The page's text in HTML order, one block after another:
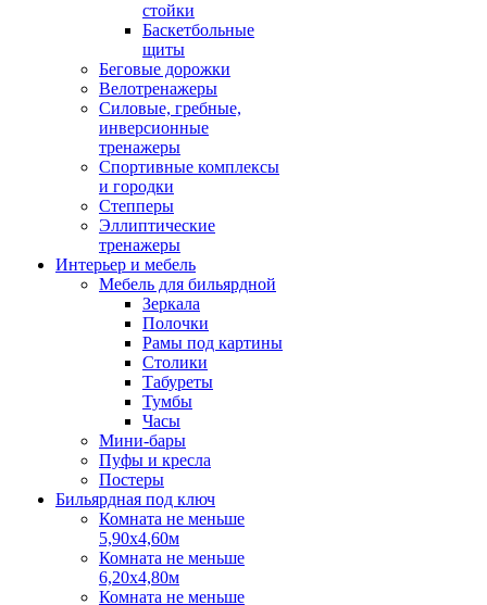
стойки
Баскетбольные
щиты
Беговые дорожки
Велотренажеры
Силовые, гребные,
инверсионные
тренажеры
Спортивные комплексы
и городки
Степперы
Эллиптические
тренажеры
Интерьер и мебель
Мебель для бильярдной
Зеркала
Полочки
Рамы под картины
Столики
Табуреты
Тумбы
Часы
Мини-бары
Пуфы и кресла
Постеры
Бильярдная под ключ
Комната не меньше
5,90х4,60м
Комната не меньше
6,20х4,80м
Комната не меньше